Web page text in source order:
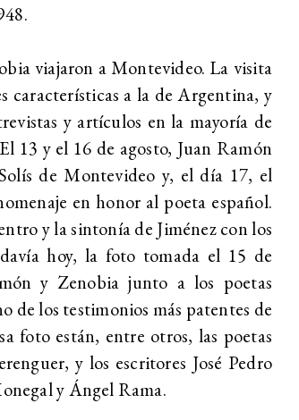
viajaron a Montevideo. La visita
características a la de Argentina, y
y artículos en la mayoría de
13 y el 16 de agosto, Juan Ramón
de Montevideo y, el día 17, el
en honor al poeta español.
y la sintonía de Jiménez con los
hoy, la foto tomada el 15 de
y Zenobia junto a los poetas
de los testimonios más patentes de
foto están, entre otros, las poetas
y los escritores José Pedro
y Ángel Rama.